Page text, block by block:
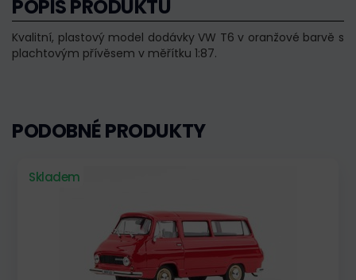
POPIS PRODUKTU
Kvalitní, plastový model dodávky VW T6 v oranžové barvě s
plachtovým přívěsem v měřítku 1:87.
PODOBNÉ PRODUKTY
Skladem